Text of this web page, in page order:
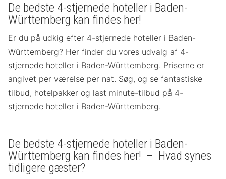
De bedste 4-stjernede hoteller i Baden-
Württemberg kan findes her!
Er du på udkig efter 4-stjernede hoteller i Baden-
Württemberg? Her finder du vores udvalg af 4-
stjernede hoteller i Baden-Württemberg. Priserne er
angivet per værelse per nat. Søg, og se fantastiske
tilbud, hotelpakker og last minute-tilbud på 4-
stjernede hoteller i Baden-Württemberg.
De bedste 4-stjernede hoteller i Baden-
Württemberg kan findes her! – Hvad synes
tidligere gæster?